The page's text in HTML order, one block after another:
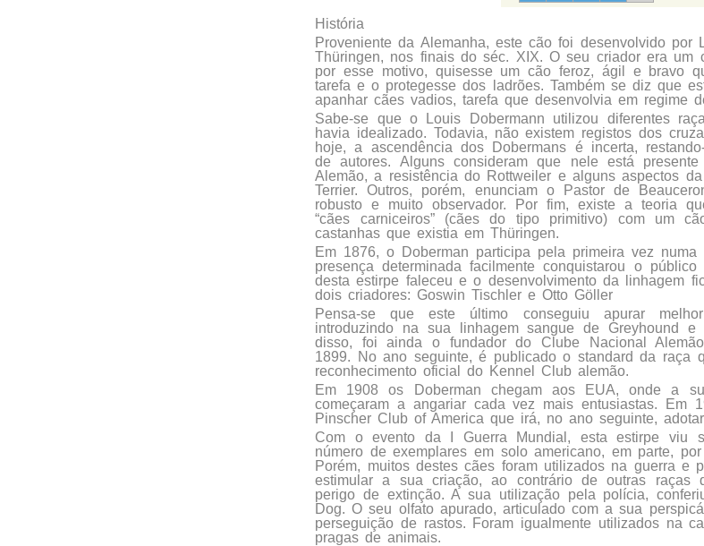
História
Proveniente da Alemanha, este cão foi desenvolvido por
Thüringen, nos finais do séc. XIX. O seu criador era um
por esse motivo, quisesse um cão feroz, ágil e bravo
tarefa e o protegesse dos ladrões. Também se diz que
apanhar cães vadios, tarefa que desenvolvia em regime
Sabe-se que o Louis Dobermann utilizou diferentes
havia idealizado. Todavia, não existem registos dos
hoje, a ascendência dos Dobermans é incerta,
de autores. Alguns consideram que nele está
Alemão, a resistência do Rottweiler e alguns aspectos
Terrier. Outros, porém, enunciam o Pastor de
robusto e muito observador. Por fim, existe a teoria
“cães carniceiros” (cães do tipo primitivo) com um
castanhas que existia em Thüringen.
Em 1876, o Doberman participa pela primeira vez
presença determinada facilmente conquistarou o
desta estirpe faleceu e o desenvolvimento da linhagem
dois criadores: Goswin Tischler e Otto Göller
Pensa-se que este último conseguiu apurar
introduzindo na sua linhagem sangue de Greyhound e
disso, foi ainda o fundador do Clube Nacional
1899. No ano seguinte, é publicado o standard da raça
reconhecimento oficial do Kennel Club alemão.
Em 1908 os Doberman chegam aos EUA, onde a
começaram a angariar cada vez mais entusiastas. Em
Pinscher Club of America que irá, no ano seguinte,
Com o evento da I Guerra Mundial, esta estirpe viu
número de exemplares em solo americano, em parte,
Porém, muitos destes cães foram utilizados na guerra e
estimular a sua criação, ao contrário de outras raças
perigo de extinção. A sua utilização pela polícia,
Dog. O seu olfato apurado, articulado com a sua
perseguição de rastos. Foram igualmente utilizados na
pragas de animais.